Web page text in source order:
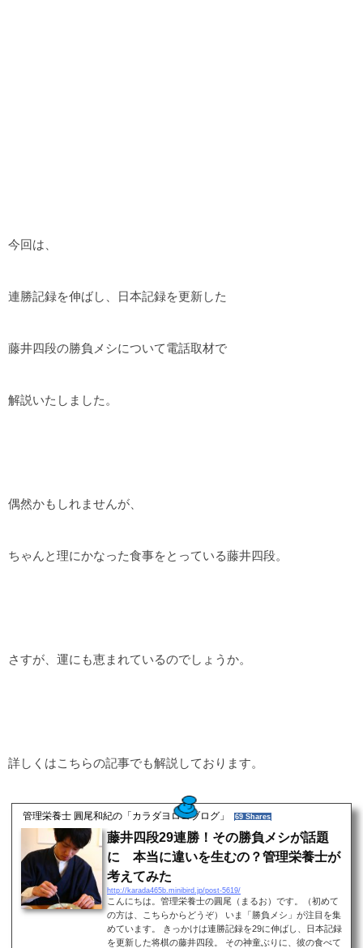
今回は、
連勝記録を伸ばし、日本記録を更新した
藤井四段の勝負メシについて電話取材で
解説いたしました。
偶然かもしれませんが、
ちゃんと理にかなった食事をとっている藤井四段。
さすが、運にも恵まれているのでしょうか。
詳しくはこちらの記事でも解説しております。
管理栄養士 圓尾和紀の「カラダヨロコブログ」 69 Shares
藤井四段29連勝！その勝負メシが話題
に 本当に違いを生むの？管理栄養士が
考えてみた
http://karada465b.minibird.jp/post-5619/
こんにちは。管理栄養士の圓尾（まるお）です。（初めて
の方は、こちらからどうぞ） いま「勝負メシ」が注目を集
めています。 きっかけは連勝記録を29に伸ばし、日本記録
を更新した将棋の藤井四段。 その神童ぶりに、彼の食べて